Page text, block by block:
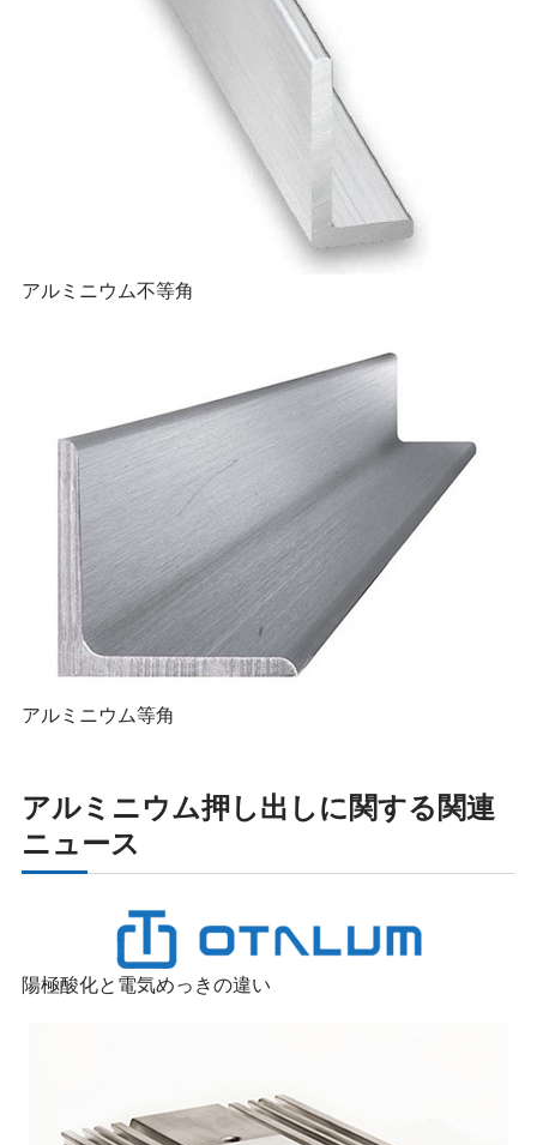
アルミニウム不等角
アルミニウム等角
アルミニウム押し出しに関する関連
ニュース
陽極酸化と電気めっきの違い